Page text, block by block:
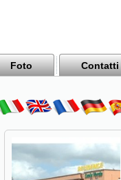
Foto Contatti